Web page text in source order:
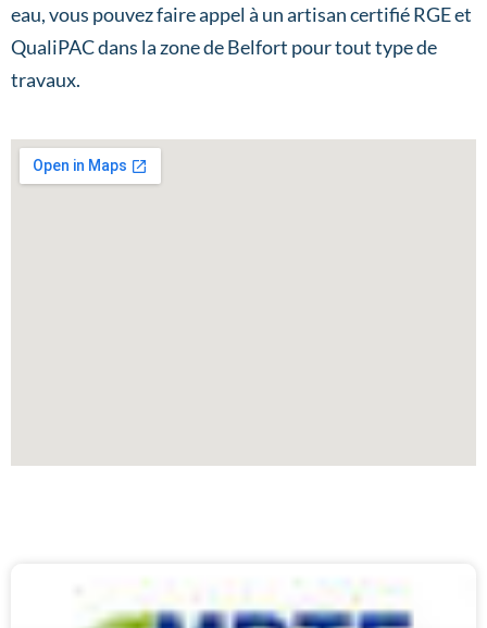
eau, vous pouvez faire appel à un artisan certifié RGE et
QualiPAC dans la zone de Belfort pour tout type de
travaux.